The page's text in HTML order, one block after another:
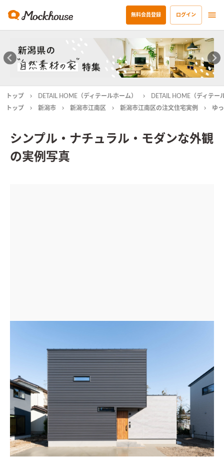
無料会員登録 ログイン
トップ DETAIL HOME（ディテールホーム）
DETAIL HOME（ディテ
トップ
新潟市 新潟市江南区 新潟市江南区の注文住宅実例 ゆ
シンプル・ナチュラル・モダンな外観
の実例写真
のない組み合わせ